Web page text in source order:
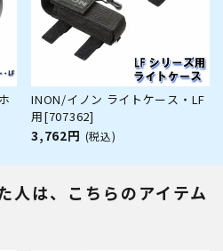
INON/イノン ライトケース・LF
用[707362]
3,762円 (税込)
人は、こちらのアイテム